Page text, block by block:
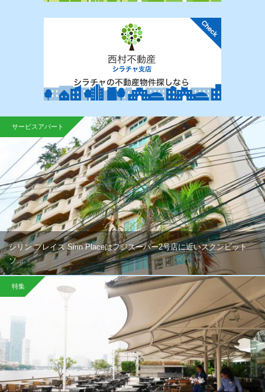
サービスアパート
シリン プレイス Sirin Placeはフジスーパー2号店に近いスクンビット
ソ…
特集